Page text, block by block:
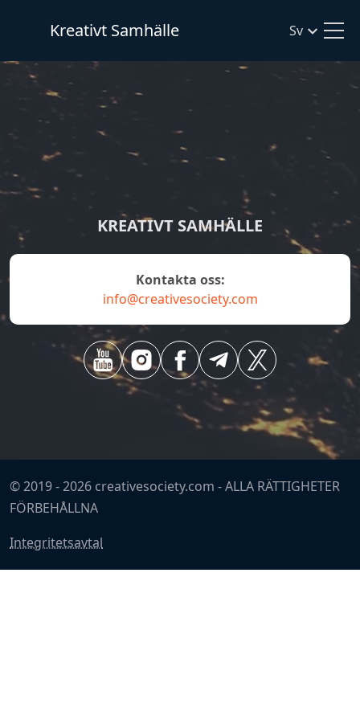
Kreativt Samhälle Sv
KREATIVT SAMHÄLLE
Kontakta oss:
info@creativesociety.com
© 2019 -2026 creativesociety.com -ALLA RÄTTIGHETER
FÖRBEHÅLLNA
Integritetsavtal